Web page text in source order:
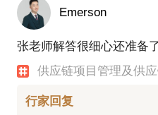
Emerson
张老师解答很细心还准备
供应链项目管理及供
行家回复